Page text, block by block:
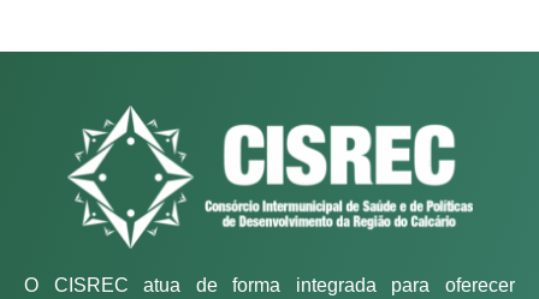
O CISREC atua de forma integrada para oferecer